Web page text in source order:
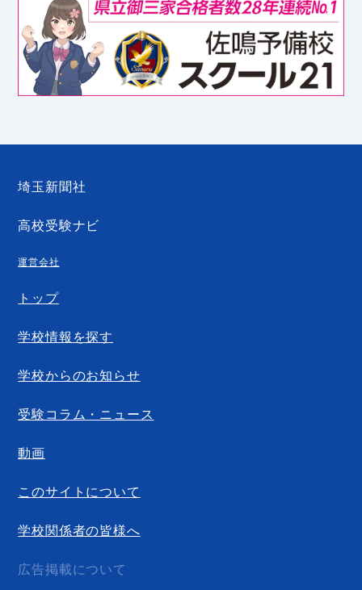
埼玉新聞社
高校受験ナビ
運営会社
トップ
学校情報を探す
学校からのお知らせ
受験コラム・ニュース
動画
このサイトについて
学校関係者の皆様へ
広告掲載について